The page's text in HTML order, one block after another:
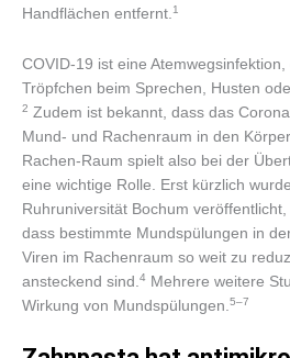
Handflächen entfernt.​1​
COVID-19 ist eine
Tröpfchen beim Sprechen, Husten
2​ Zudem ist bekannt, dass das
Mund- und Rachenraum in den
Rachen-Raum spielt also bei der
eine wichtige Rolle. Erst kürzlich
Ruhruniversität Bochum
dass bestimmte Mundspülungen in
Viren im Rachenraum so weit zu
ansteckend sind.​4​
Mehrere weitere
Wirkung von Mundspülungen.​5–7​